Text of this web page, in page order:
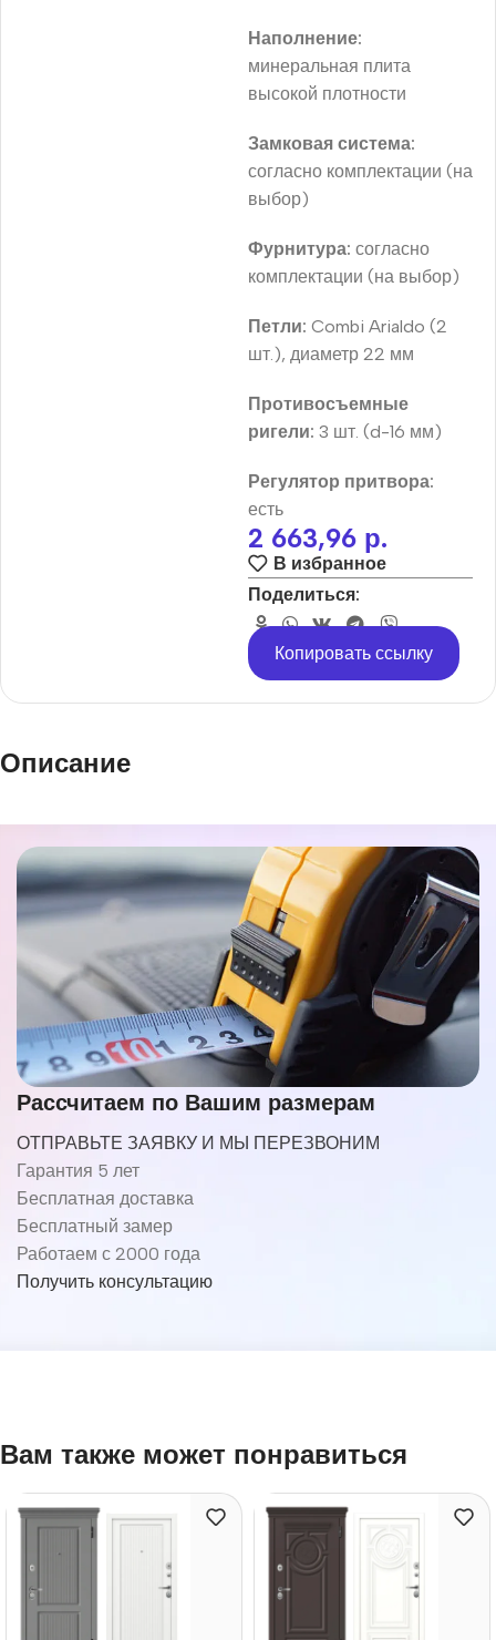
Наполнение:
минеральная плита
высокой плотности
Замковая система:
согласно комплектации (на
выбор)
Фурнитура: согласно
комплектации (на выбор)
Петли: Combi Arialdo (2
шт.), диаметр 22 мм
Противосъемные
ригели: 3 шт. (d-16 мм)
Регулятор притвора:
есть
2 663,96 р.
В избранное
Поделиться:
Копировать ссылку
Описание
Рассчитаем по Вашим размерам
ОТПРАВЬТЕ ЗАЯВКУ И МЫ ПЕРЕЗВОНИМ
Гарантия 5 лет
Бесплатная доставка
Бесплатный замер
Работаем с 2000 года
Получить консультацию
Вам также может понравиться